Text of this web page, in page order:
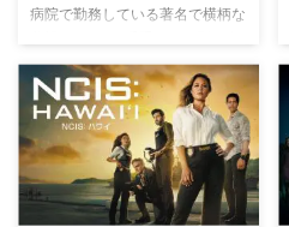
病院で勤務している著名で横柄な
在だった。しかしある日、父親が
昏睡状態に陥ったことを機に外科
部門の責任者として指揮を執るこ
とに。そして、彼女は医者として
も個人としても仕事に身を捧げ、
外科部長になるが、グリフが数カ
月にも及ぶ昏睡状態から目を覚ま